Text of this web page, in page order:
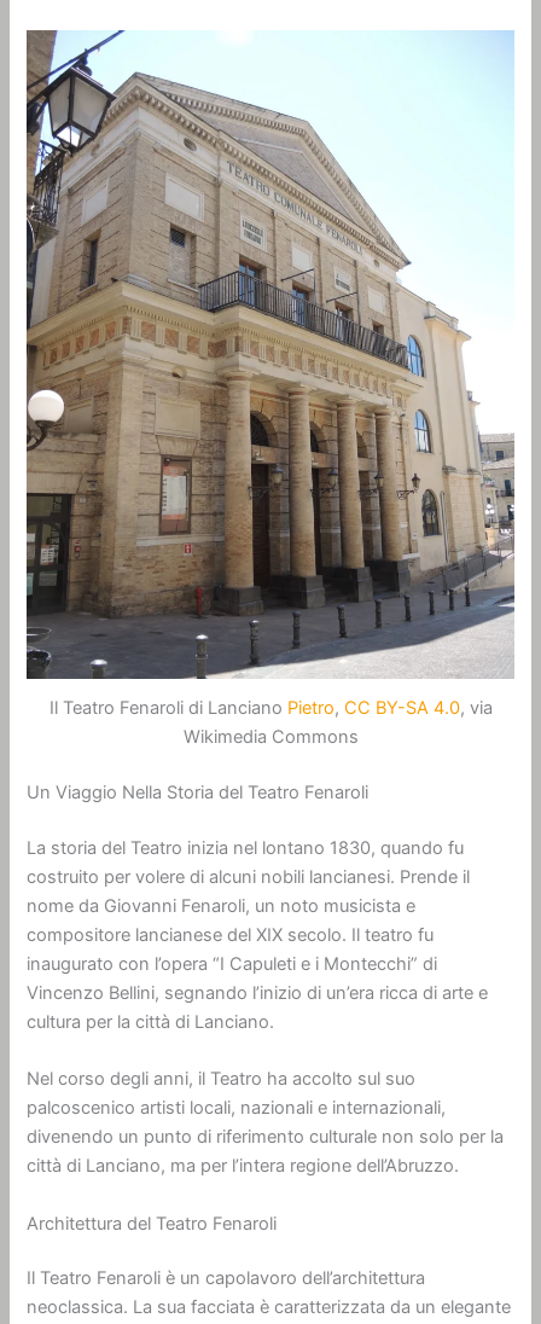
Il Teatro Fenaroli di Lanciano Pietro, CC BY-SA 4.0, via
Wikimedia Commons
Un Viaggio Nella Storia del Teatro Fenaroli
La storia del Teatro inizia nel lontano 1830, quando fu
costruito per volere di alcuni nobili lancianesi. Prende il
nome da Giovanni Fenaroli, un noto musicista e
compositore lancianese del XIX secolo. Il teatro fu
inaugurato con l’opera “I Capuleti e i Montecchi” di
Vincenzo Bellini, segnando l’inizio di un’era ricca di arte e
cultura per la città di Lanciano.
Nel corso degli anni, il Teatro ha accolto sul suo
palcoscenico artisti locali, nazionali e internazionali,
divenendo un punto di riferimento culturale non solo per la
città di Lanciano, ma per l’intera regione dell’Abruzzo.
Architettura del Teatro Fenaroli
Il Teatro Fenaroli è un capolavoro dell’architettura
neoclassica. La sua facciata è caratterizzata da un elegante